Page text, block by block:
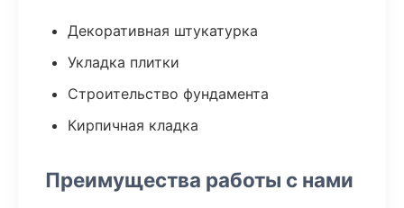
Декоративная штукатурка
Укладка плитки
Строительство фундамента
Кирпичная кладка
Преимущества работы с нами